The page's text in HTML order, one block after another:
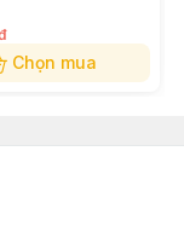
Chọn mua